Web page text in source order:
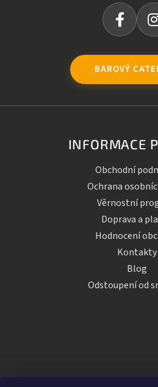
BAROVÝ
INFORMACE
Obchodní
Ochrana
Věrnostní
Doprava a
Hodnocení
Kontakty
Blog
Odstoupení od